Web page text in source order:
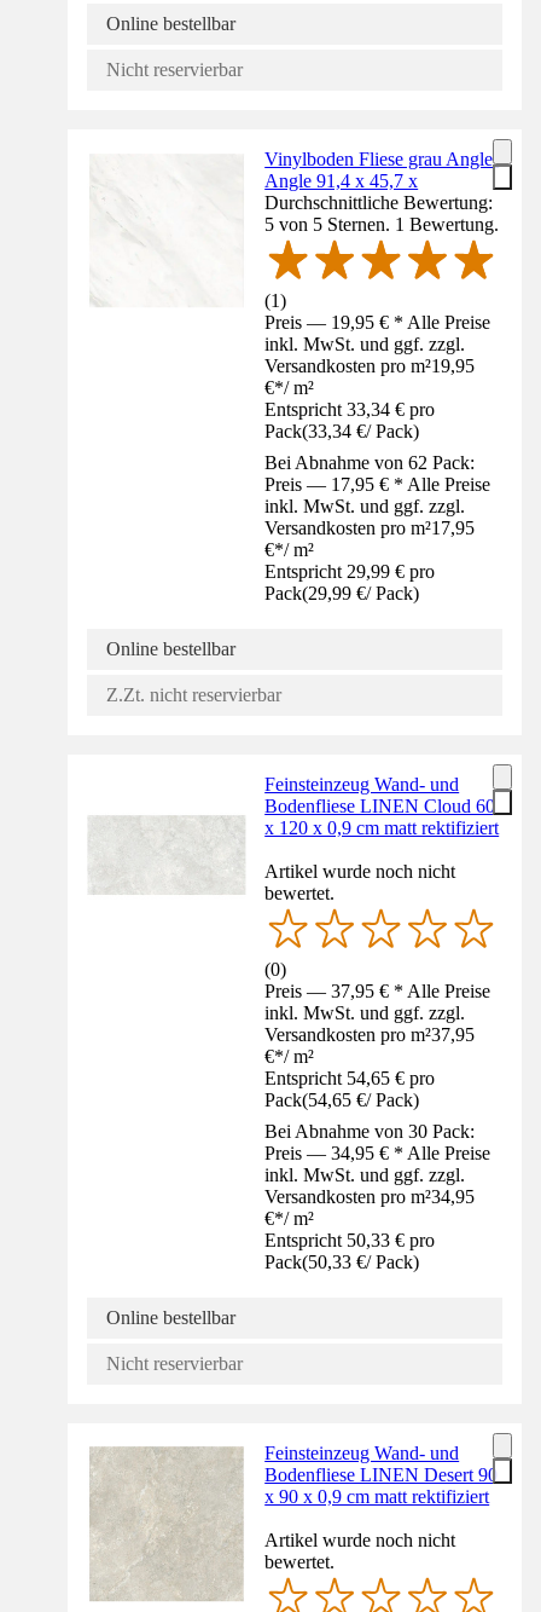
Online bestellbar
Nicht reservierbar
Vinylboden Fliese grau Angle-
Angle 91,4 x 45,7 x
Durchschnittliche Bewertung:
5 von 5 Sternen. 1 Bewertung.
(1)
Preis — 19,95 € * Alle Preise
inkl. MwSt. und ggf. zzgl.
Versandkosten pro m²19,95
€*/ m²
Entspricht 33,34 € pro
Pack(33,34 €/ Pack)
Bei Abnahme von 62 Pack:
Preis — 17,95 € * Alle Preise
inkl. MwSt. und ggf. zzgl.
Versandkosten pro m²17,95
€*/ m²
Entspricht 29,99 € pro
Pack(29,99 €/ Pack)
Online bestellbar
Z.Zt. nicht reservierbar
Feinsteinzeug Wand- und
Bodenfliese LINEN Cloud 60
x 120 x 0,9 cm matt rektifiziert
Artikel wurde noch nicht
bewertet.
(0)
Preis — 37,95 € * Alle Preise
inkl. MwSt. und ggf. zzgl.
Versandkosten pro m²37,95
€*/ m²
Entspricht 54,65 € pro
Pack(54,65 €/ Pack)
Bei Abnahme von 30 Pack:
Preis — 34,95 € * Alle Preise
inkl. MwSt. und ggf. zzgl.
Versandkosten pro m²34,95
€*/ m²
Entspricht 50,33 € pro
Pack(50,33 €/ Pack)
Online bestellbar
Nicht reservierbar
Feinsteinzeug Wand- und
Bodenfliese LINEN Desert 90
x 90 x 0,9 cm matt rektifiziert
Artikel wurde noch nicht
bewertet.